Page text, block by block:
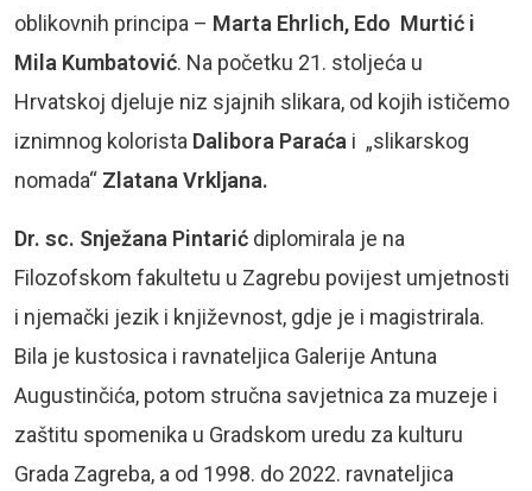
oblikovnih principa – Marta Ehrlich, Edo Murtić i
Mila Kumbatović. Na početku 21. stoljeća u
Hrvatskoj djeluje niz sjajnih slikara, od kojih ističemo
iznimnog kolorista Dalibora Paraća i „slikarskog
nomada“ Zlatana Vrkljana.
Dr. sc. Snježana Pintarić diplomirala je na
Filozofskom fakultetu u Zagrebu povijest umjetnosti
i njemački jezik i književnost, gdje je i magistrirala.
Bila je kustosica i ravnateljica Galerije Antuna
Augustinčića, potom stručna savjetnica za muzeje i
zaštitu spomenika u Gradskom uredu za kulturu
Grada Zagreba, a od 1998. do 2022. ravnateljica